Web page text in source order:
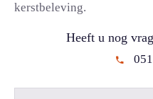
kerstbeleving.
Heeft u nog